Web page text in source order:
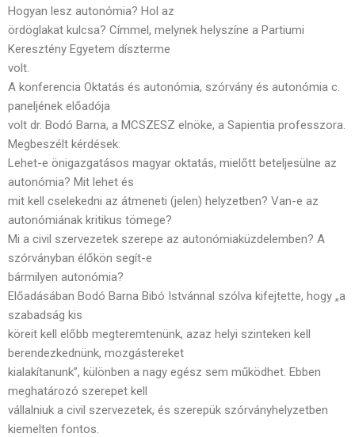
Hogyan lesz autonómia? Hol az
ördöglakat kulcsa? Címmel, melynek helyszíne a Partiumi
Keresztény Egyetem díszterme
volt.
A konferencia Oktatás és autonómia, szórvány és autonómia c.
paneljének előadója
volt dr. Bodó Barna, a MCSZESZ elnöke, a Sapientia professzora.
Megbeszélt kérdések:
Lehet-e önigazgatásos magyar oktatás, mielőtt beteljesülne az
autonómia? Mit lehet és
mit kell cselekedni az átmeneti (jelen) helyzetben? Van-e az
autonómiának kritikus tömege?
Mi a civil szervezetek szerepe az autonómiaküzdelemben? A
szórványban élőkön segít-e
bármilyen autonómia?
Előadásában Bodó Barna Bibó Istvánnal szólva kifejtette, hogy „a
szabadság kis
köreit kell előbb megteremtenünk, azaz helyi szinteken kell
berendezkednünk, mozgástereket
kialakítanunk”, különben a nagy egész sem működhet. Ebben
meghatározó szerepet kell
vállalniuk a civil szervezetek, és szerepük szórványhelyzetben
kiemelten fontos.